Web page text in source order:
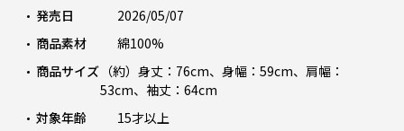
発売日
2026/05/07
商品素材
綿100%
商品サイズ （約）身丈：76cm、身幅：59cm、肩幅：
53cm、袖丈：64cm
対象年齢
15才以上